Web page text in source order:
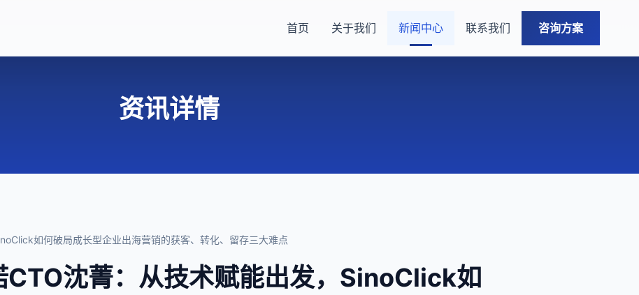
首页 关于我们 新闻中心 联系我们 咨询方案
资讯详情
如何破局成长型企业出海营销的获客、转化、留存三大难点
CTO沈菁：从技术赋能出发，SinoClick如